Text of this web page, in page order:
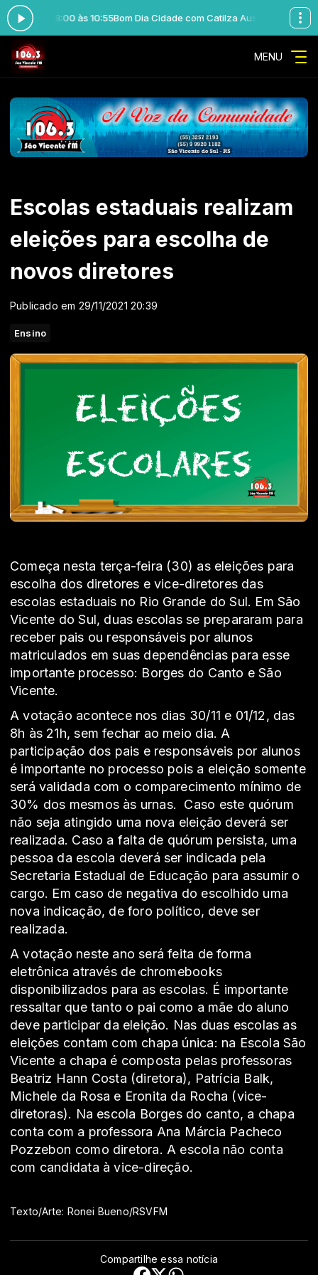
das 08:00 às 10:55Bom Dia Cidade com Catilza Ausani das 08:00 às
MENU
Escolas estaduais realizam
eleições para escolha de
novos diretores
Publicado em 29/11/2021 20:39
Ensino
Começa nesta terça-feira (30) as eleições para
escolha dos diretores e vice-diretores das
escolas estaduais no Rio Grande do Sul. Em São
Vicente do Sul, duas escolas se prepararam para
receber pais ou responsáveis por alunos
matriculados em suas dependências para esse
importante processo: Borges do Canto e São
Vicente.
A votação acontece nos dias 30/11 e 01/12, das
8h às 21h, sem fechar ao meio dia. A
participação dos pais e responsáveis por alunos
é importante no processo pois a eleição somente
será validada com o comparecimento mínimo de
30% dos mesmos às urnas.
Caso este quórum
não seja atingido uma nova eleição deverá ser
realizada. Caso a falta de quórum persista, uma
pessoa da escola deverá ser indicada pela
Secretaria Estadual de Educação para assumir o
cargo. Em caso de negativa do escolhido uma
nova indicação, de foro político, deve ser
realizada.
A votação neste ano será feita de forma
eletrônica através de chromebooks
disponibilizados para as escolas. É importante
ressaltar que tanto o pai como a mãe do aluno
deve participar da eleição. Nas duas escolas as
eleições contam com chapa única: na Escola São
Vicente a chapa é composta pelas professoras
Beatriz Hann Costa (diretora), Patrícia Balk,
Michele da Rosa e Eronita da Rocha (vice-
diretoras). Na escola Borges do canto, a chapa
conta com a professora Ana Márcia Pacheco
Pozzebon como diretora. A escola não conta
com candidata à vice-direção.
Texto/Arte: Ronei Bueno/RSVFM
Compartilhe essa notícia